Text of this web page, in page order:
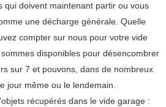
qui doivent maintenant partir ou vous
une décharge générale. Quelle
compter sur nous pour votre vide
disponibles pour désencombrer
sur 7 et pouvons, dans de nombreux
jour même ou le lendemain.
récupérés dans le vide garage :